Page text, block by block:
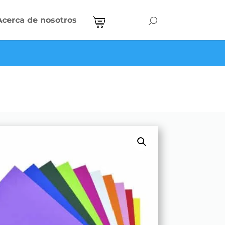
de nosotros 0 Items